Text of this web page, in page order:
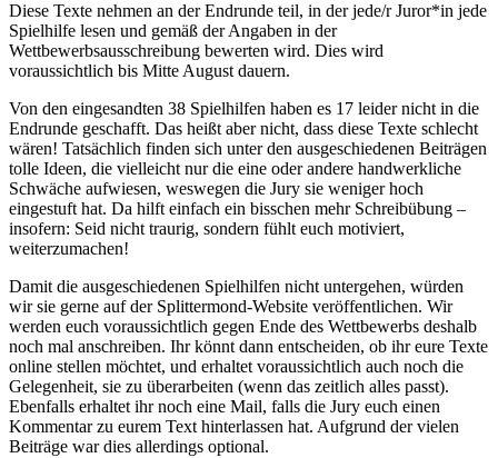
Diese Texte nehmen an der Endrunde teil, in der jede/r Juror*in jede
Spielhilfe lesen und gemäß der Angaben in der
Wettbewerbsausschreibung bewerten wird. Dies wird
voraussichtlich bis Mitte August dauern.
Von den eingesandten 38 Spielhilfen haben es 17 leider nicht in die
Endrunde geschafft. Das heißt aber nicht, dass diese Texte schlecht
wären! Tatsächlich finden sich unter den ausgeschiedenen Beiträgen
tolle Ideen, die vielleicht nur die eine oder andere handwerkliche
Schwäche aufwiesen, weswegen die Jury sie weniger hoch
eingestuft hat. Da hilft einfach ein bisschen mehr Schreibübung –
insofern: Seid nicht traurig, sondern fühlt euch motiviert,
weiterzumachen!
Damit die ausgeschiedenen Spielhilfen nicht untergehen, würden
wir sie gerne auf der Splittermond-Website veröffentlichen. Wir
werden euch voraussichtlich gegen Ende des Wettbewerbs deshalb
noch mal anschreiben. Ihr könnt dann entscheiden, ob ihr eure Texte
online stellen möchtet, und erhaltet voraussichtlich auch noch die
Gelegenheit, sie zu überarbeiten (wenn das zeitlich alles passt).
Ebenfalls erhaltet ihr noch eine Mail, falls die Jury euch einen
Kommentar zu eurem Text hinterlassen hat. Aufgrund der vielen
Beiträge war dies allerdings optional.